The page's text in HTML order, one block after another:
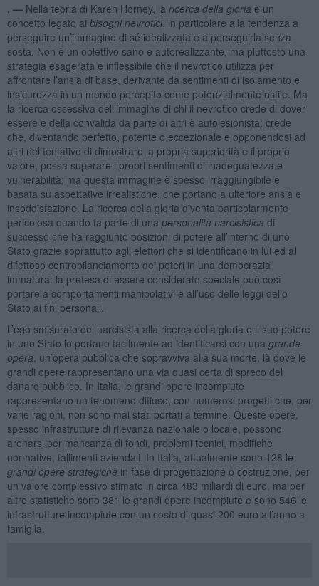
. — Nella teoria di Karen Horney, la ricerca della gloria è un
concetto legato ai bisogni nevrotici, in particolare alla tendenza a
perseguire un’immagine di sé idealizzata e a perseguirla senza
sosta. Non è un obiettivo sano e autorealizzante, ma piuttosto una
strategia esagerata e inflessibile che il nevrotico utilizza per
affrontare l’ansia di base, derivante da sentimenti di isolamento e
insicurezza in un mondo percepito come potenzialmente ostile. Ma
la ricerca ossessiva dell’immagine di chi il nevrotico crede di dover
essere e della convalida da parte di altri è autolesionista: crede
che, diventando perfetto, potente o eccezionale e opponendosi ad
altri nel tentativo di dimostrare la propria superiorità e il proprio
valore, possa superare i propri sentimenti di inadeguatezza e
vulnerabilità; ma questa immagine è spesso irraggiungibile e
basata su aspettative irrealistiche, che portano a ulteriore ansia e
insoddisfazione. La ricerca della gloria diventa particolarmente
pericolosa quando fa parte di una personalità narcisistica di
successo che ha raggiunto posizioni di potere all’interno di uno
Stato grazie soprattutto agli elettori che si identificano in lui ed al
difettoso controbilanciamento dei poteri in una democrazia
immatura: la pretesa di essere considerato speciale può così
portare a comportamenti manipolativi e all’uso delle leggi dello
Stato ai fini personali.
L’ego smisurato del narcisista alla ricerca della gloria e il suo potere
in uno Stato lo portano facilmente ad identificarsi con una grande
opera , un’opera pubblica che sopravviva alla sua morte, là dove le
grandi opere rappresentano una via quasi certa di spreco del
danaro pubblico. In Italia, le grandi opere incompiute
rappresentano un fenomeno diffuso, con numerosi progetti che, per
varie ragioni, non sono mai stati portati a termine. Queste opere,
spesso infrastrutture di rilevanza nazionale o locale, possono
arenarsi per mancanza di fondi, problemi tecnici, modifiche
normative, fallimenti aziendali. In Italia, attualmente sono 128 le
grandi opere strategiche in fase di progettazione o costruzione, per
un valore complessivo stimato in circa 483 miliardi di euro, ma per
altre statistiche sono 381 le grandi opere incompiute e sono 546 le
infrastrutture incompiute con un costo di quasi 200 euro all’anno a
famiglia.